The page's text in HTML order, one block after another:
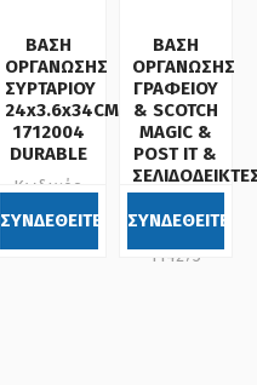
ΒΑΣΗ
ΟΡΓΑΝΩΣΗΣ
ΣΥΡΤΑΡΙΟΥ
24x3.6x34CM
1712004
DURABLE
Κωδικός:
171204
ΣΥΝΔΕΘΕΙΤΕ
ΒΑΣΗ
ΟΡΓΑΝΩΣΗΣ
ΓΡΑΦΕΙΟΥ
& SCOTCH
MAGIC &
POST IT &
C50 3M
Κωδικός:
114275
ΣΥΝΔΕΘΕΙΤΕ